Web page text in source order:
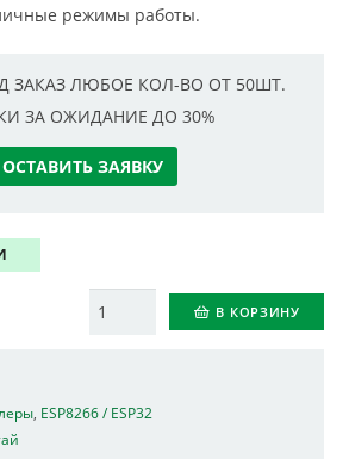
режимы работы.
ЗАКАЗ ЛЮБОЕ КОЛ-ВО ОТ 50ШТ.
ЗА ОЖИДАНИЕ ДО 30%
ОСТАВИТЬ ЗАЯВКУ
Количество В КОРЗИНУ
ESP8266 / ESP32